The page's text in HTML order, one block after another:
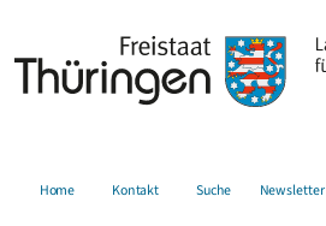
Home Kontakt Suche Newsletter